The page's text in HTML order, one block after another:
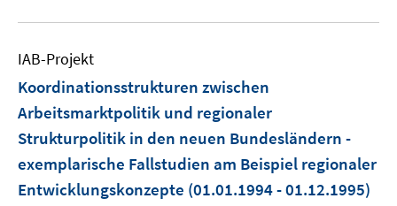
IAB-Projekt
Koordinationsstrukturen zwischen
Arbeitsmarktpolitik und regionaler
Strukturpolitik in den neuen Bundesländern -
exemplarische Fallstudien am Beispiel regionaler
Entwicklungskonzepte (01.01.1994 - 01.12.1995)